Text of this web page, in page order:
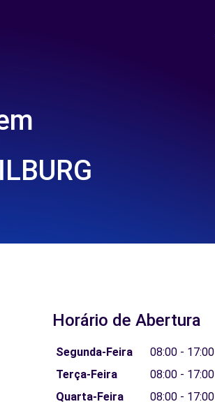
Horário de Abertura
Segunda-Feira
08:00 - 17:00
Terça-Feira
08:00 - 17:00
Quarta-Feira
08:00 - 17:00